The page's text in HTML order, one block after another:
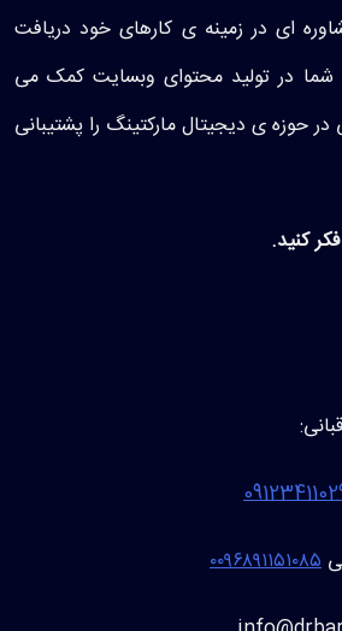
ای در زمینه ی کارهای خود دریافت
شما در تولید محتوای وبسایت کمک می
حوزه ی دیجیتال مارکتینگ را پشتیبانی
کنید.
۰۰۹۶۸۹۱۱۵۱۰۸۵